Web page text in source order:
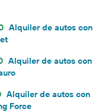
Alquiler de autos con
Alquiler de autos con
Alquiler de autos con
Force